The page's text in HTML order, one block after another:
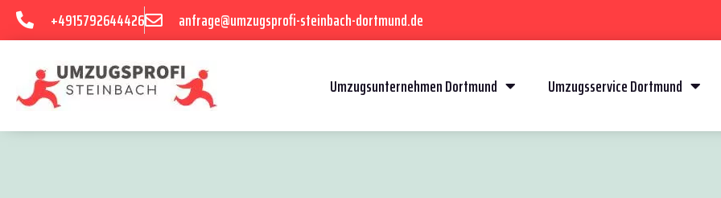
+4915792644426 anfrage@umzugsprofi-steinbach-dortmund.de
Umzugsunternehmen Dortmund Umzugsservice Dortmund